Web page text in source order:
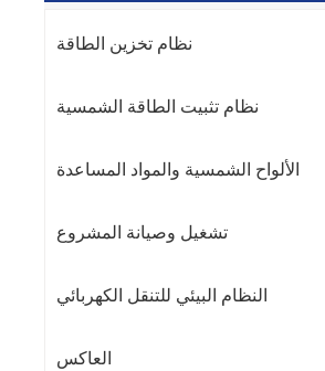
نظام تخزين الطاقة
نظام تثبيت الطاقة الشمسية
الألواح الشمسية والمواد المساعدة
تشغيل وصيانة المشروع
النظام البيئي للتنقل الكهربائي
العاكس